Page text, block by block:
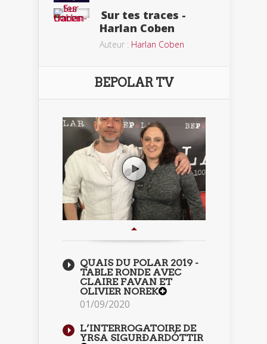
Sur tes traces -
Harlan Coben
Auteur : Harlan Coben
BEPOLAR TV
QUAIS DU POLAR 2019 -
TABLE RONDE AVEC
CLAIRE FAVAN ET
OLIVIER NOREK
01/09/2020
L’INTERROGATOIRE DE
YRSA SIGURÐARDÓTTIR